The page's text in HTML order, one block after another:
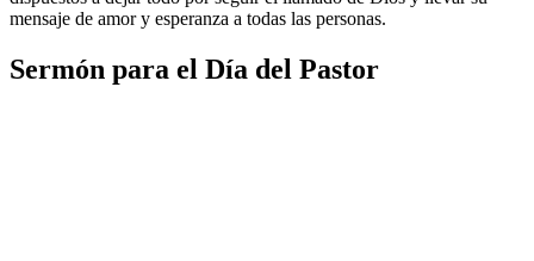
mensaje de amor y esperanza a todas las personas.
Sermón para el Día del Pastor